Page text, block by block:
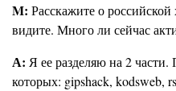
M: Расскажите о
видите. Много ли сейчас
А: Я ее разделяю на 2
которых: gipshack, kodsweb,